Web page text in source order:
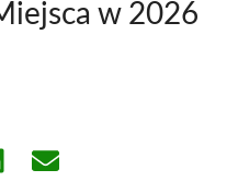
w 2026
Share